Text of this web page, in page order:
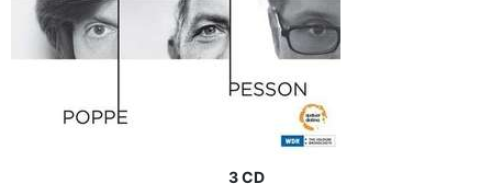
3 CD